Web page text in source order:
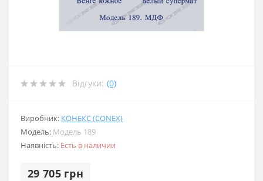
Відгуки: (0)
Виробник: КОНЕКС (CONEX)
Модель: Модель 189
Наявність: Есть в наличии
29 705 грн